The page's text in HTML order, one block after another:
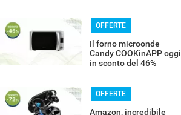
OFFERTE
Il forno microonde
Candy COOKinAPP oggi
in sconto del 46%
OFFERTE
Amazon, incredibile